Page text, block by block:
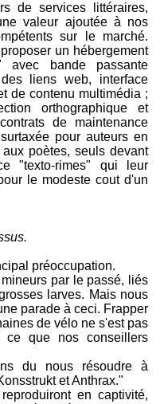
de services littéraires,
valeur ajoutée à nos
sur le marché.
un hébergement
bande passante
liens web, interface
de contenu multimédia ;
orthographique et
de maintenance
pour auteurs en
poètes, seuls devant
"texto-rimes" qui leur
le modeste cout d'un
préoccupation.
par le passé, liés
larves. Mais nous
parade à ceci. Frapper
de vélo ne s'est pas
ce que nos conseillers
du nous résoudre à
et Anthrax."
en captivité,